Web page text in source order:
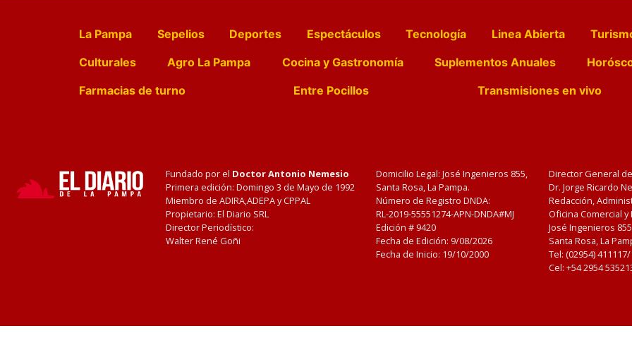
La Pampa Sepelios Deportes Espectáculos Tecnología Linea Abierta
Culturales
Agro La Pampa Cocina y Gastronomía Suplementos Anuales
Farmacias de turno
Entre Pocillos Transmisiones en vivo
Fundado por el Doctor Antonio Nemesio
Primera edición: Domingo 3 de Mayo de 1992
Miembro de ADIRA,ADEPA y CPPAL
Propietario: El Diario SRL
Director Periodístico:
Walter René Goñi
Domicilio Legal: José Ingenieros 855,
Santa Rosa, La Pampa.
Número de Registro DNDA:
RL-2019-55551274-APN-DNDA#MJ
Edición # 9420
Fecha de Edición: 9/08/2026
Fecha de Inicio: 19/10/2000
Director General
Dr. Jorge Ricardo
Redacción,
Oficina Comercial
José Ingenieros
Santa Rosa, La
Tel: (02954)
Cel: +54 2954